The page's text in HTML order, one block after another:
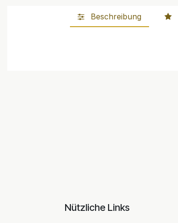
Beschreibung
Nützliche Links